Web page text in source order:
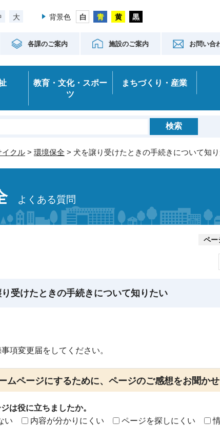
大 背景色
各課のご案内 施設のご案内 お問い合
教育・文化・スポー
ツ
まちづくり・産業
イクル > 環境保全 > 犬を譲り受けたときの手続きについて知
よくある質問
ペー
受けたときの手続きについて知りたい
項変更届をしてください。
ムページにするために、ページのご感想をお聞かせ
は役に立ちましたか。
い
内容が分かりにくい ページを探しにくい